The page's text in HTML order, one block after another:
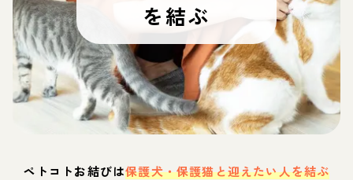
を結ぶ
ペトコトお結びは保護犬・保護猫と迎えたい人を結ぶ